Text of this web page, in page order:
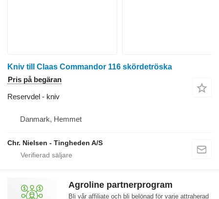
Kniv till Claas Commandor 116 skördetröska
Pris på begäran
Reservdel - kniv
Danmark, Hemmet
Chr. Nielsen - Tingheden A/S
Agroline partnerprogram
Bli vår affiliate och bli belönad för varje attraherad